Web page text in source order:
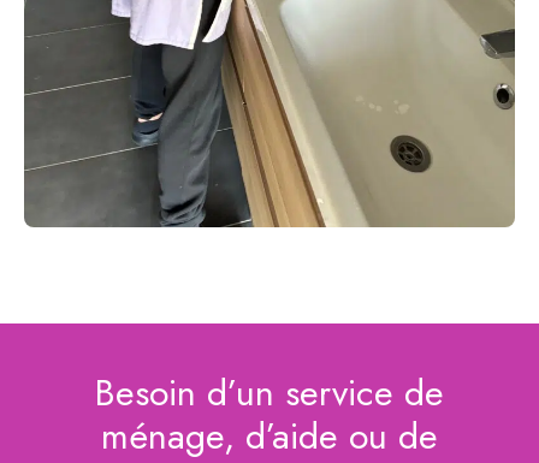
Besoin d’un service de
ménage, d’aide ou de